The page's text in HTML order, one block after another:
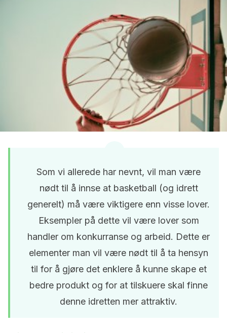
Som vi allerede har nevnt, vil man være
nødt til å innse at basketball (og idrett
generelt) må være viktigere enn visse lover.
Eksempler på dette vil være lover som
handler om konkurranse og arbeid. Dette er
elementer man vil være nødt til å ta hensyn
til for å gjøre det enklere å kunne skape et
bedre produkt og for at tilskuere skal finne
denne idretten mer attraktiv.